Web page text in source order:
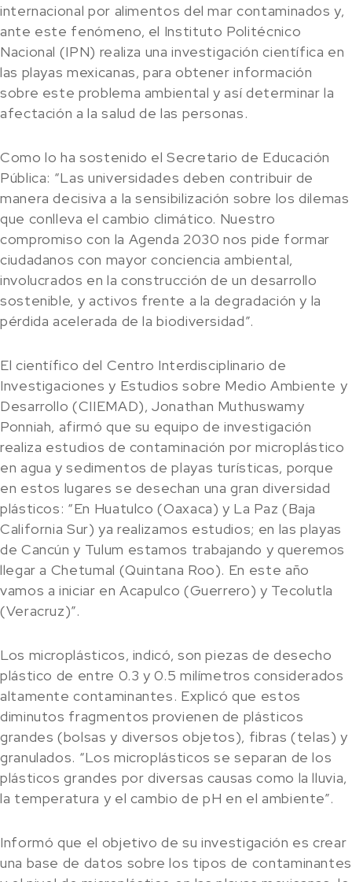
internacional por alimentos del mar contaminados y,
ante este fenómeno, el Instituto Politécnico
Nacional (IPN) realiza una investigación científica en
las playas mexicanas, para obtener información
sobre este problema ambiental y así determinar la
afectación a la salud de las personas.
Como lo ha sostenido el Secretario de Educación
Pública: “Las universidades deben contribuir de
manera decisiva a la sensibilización sobre los dilemas
que conlleva el cambio climático. Nuestro
compromiso con la Agenda 2030 nos pide formar
ciudadanos con mayor conciencia ambiental,
involucrados en la construcción de un desarrollo
sostenible, y activos frente a la degradación y la
pérdida acelerada de la biodiversidad”.
El científico del Centro Interdisciplinario de
Investigaciones y Estudios sobre Medio Ambiente y
Desarrollo (CIIEMAD), Jonathan Muthuswamy
Ponniah, afirmó que su equipo de investigación
realiza estudios de contaminación por microplástico
en agua y sedimentos de playas turísticas, porque
en estos lugares se desechan una gran diversidad
plásticos: “En Huatulco (Oaxaca) y La Paz (Baja
California Sur) ya realizamos estudios; en las playas
de Cancún y Tulum estamos trabajando y queremos
llegar a Chetumal (Quintana Roo). En este año
vamos a iniciar en Acapulco (Guerrero) y Tecolutla
(Veracruz)”.
Los microplásticos, indicó, son piezas de desecho
plástico de entre 0.3 y 0.5 milímetros considerados
altamente contaminantes. Explicó que estos
diminutos fragmentos provienen de plásticos
grandes (bolsas y diversos objetos), fibras (telas) y
granulados. “Los microplásticos se separan de los
plásticos grandes por diversas causas como la lluvia,
la temperatura y el cambio de pH en el ambiente”.
Informó que el objetivo de su investigación es crear
una base de datos sobre los tipos de contaminantes